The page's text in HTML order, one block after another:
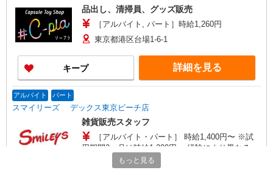
品出し、清掃員、グッズ販売
［アルバイト, パート］時給1,260円
東京都港区台場1-6-1
キープ 詳細を見る
アルバイト パート
スマイリーズ デックス東京ビーチ店
雑貨販売スタッフ
［アルバイト・パート］ 時給1,400円〜 ※試
用期間2ヶ月は時給1,300円 ・経験により異なる ・
昇給制度あり
東京都港区台場1-6-1
もっと見る